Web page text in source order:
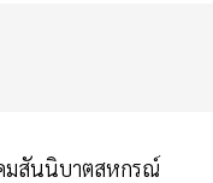
มสันนิบาตสหกรณ์